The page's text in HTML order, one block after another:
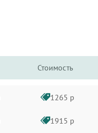
Стоимость
1265 р
1915 р